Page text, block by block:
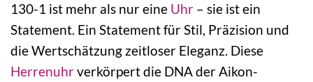
130-1 ist mehr als nur eine Uhr – sie ist ein
Statement. Ein Statement für Stil, Präzision und
die Wertschätzung zeitloser Eleganz. Diese
Herrenuhrverkörpert die DNA der Aikon-